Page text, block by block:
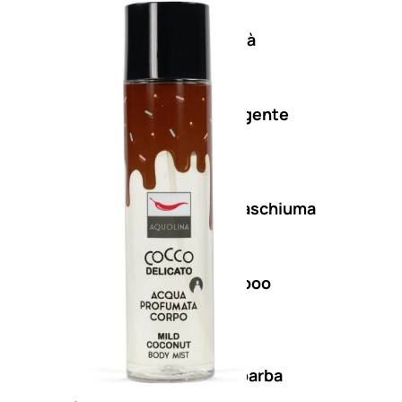
Antietà
Detergente
viso
uomo
Docciaschiuma
uomo
Shampoo
uomo
Dopobarba